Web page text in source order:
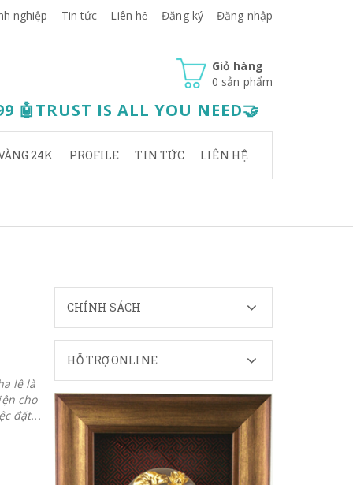
nghiệp Tin tức Liên hệ Đăng ký Đăng nhập
Giỏ hàng
0 sản phẩm
🤖TRUST IS ALL YOU NEED🤝
24K PROFILE TIN TỨC LIÊN HỆ
lê là
cho
đặt...
CHÍNH SÁCH
HỖ TRỢ ONLINE